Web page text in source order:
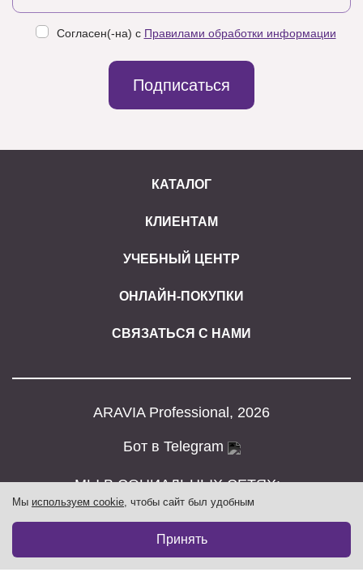
Согласен(-на) с Правилами обработки информации
Подписаться
КАТАЛОГ
КЛИЕНТАМ
УЧЕБНЫЙ ЦЕНТР
ОНЛАЙН-ПОКУПКИ
СВЯЗАТЬСЯ С НАМИ
ARAVIA Professional, 2026
Бот в Telegram
МЫ В СОЦИАЛЬНЫХ СЕТЯХ:
Мы используем cookie, чтобы сайт был удобным
Принять